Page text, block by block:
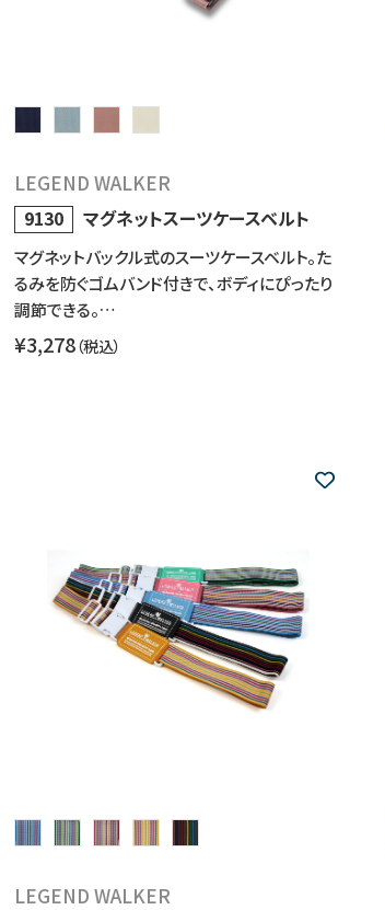
LEGEND WALKER
9130 マグネットスーツケースベルト
マグネットバックル式のスーツケースベルト。た
るみを防ぐゴムバンド付きで、ボディにぴったり
調節できる。…
¥3,278（税込）
LEGEND WALKER